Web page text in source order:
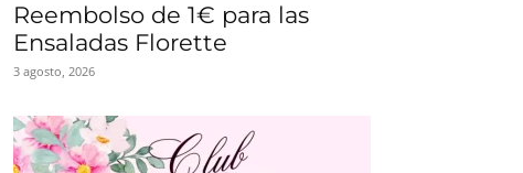
Reembolso de 1€ para las
Ensaladas Florette
3 agosto, 2026